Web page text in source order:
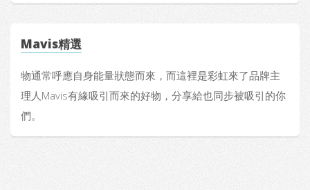
Mavis精選
物通常呼應自身能量狀態而來，而這裡是彩虹來了品牌主
理人Mavis有緣吸引而來的好物，分享給也同步被吸引的你
們。